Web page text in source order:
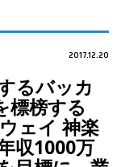
2017.12.20
るバッカ
標榜する
ェイ 神楽
収1000万